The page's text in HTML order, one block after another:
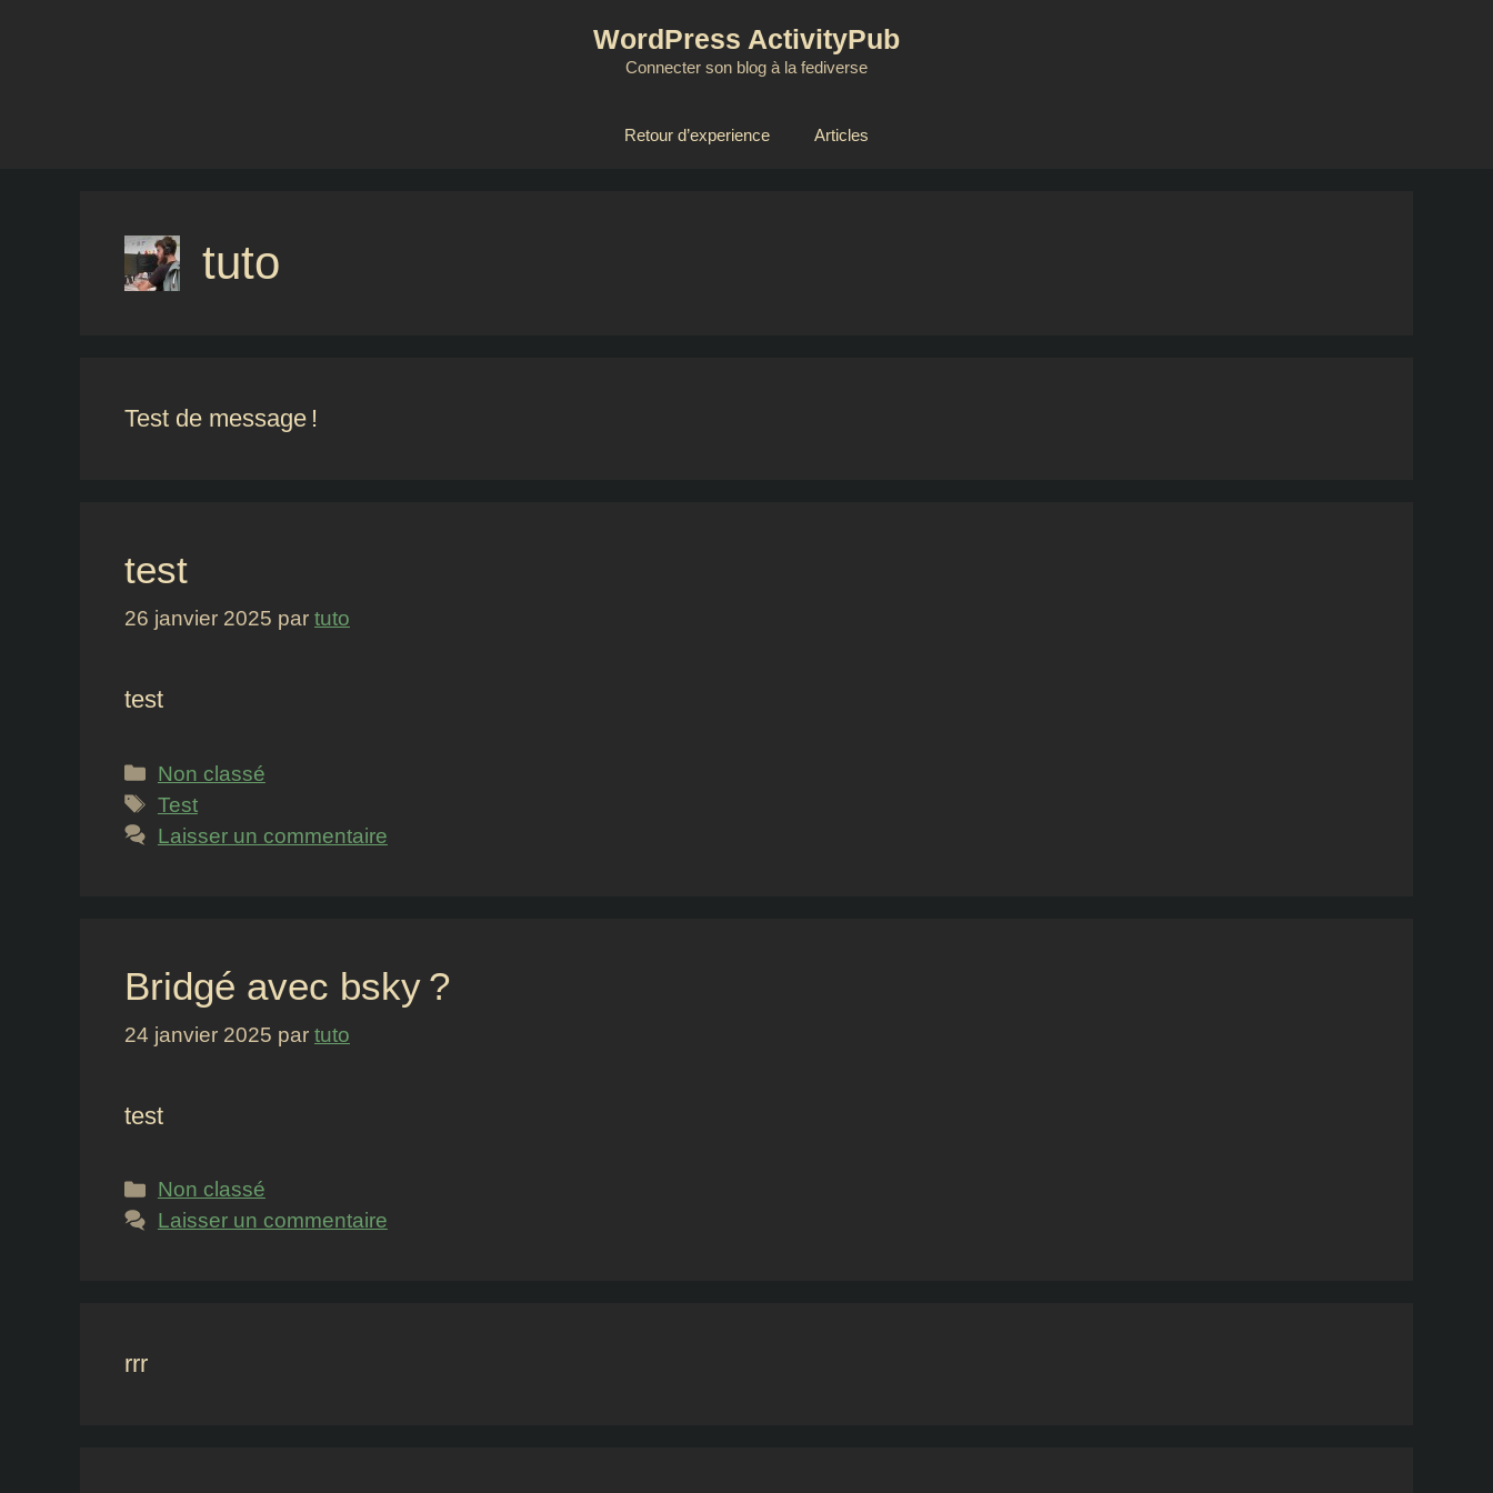
WordPress ActivityPub
Connecter son blog à la fediverse
Retour d’experience Articles
tuto
Test de message !
test
26 janvier 2025 par tuto
test
Catégories
Non classé
Étiquettes
Test
Laisser un commentaire
Bridgé avec bsky ?
24 janvier 2025 par tuto
test
Catégories
Non classé
Laisser un commentaire
rrr